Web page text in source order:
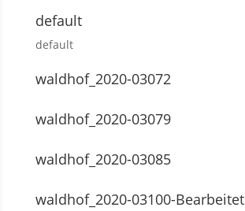
default
default
waldhof_2020-03072
waldhof_2020-03079
waldhof_2020-03085
waldhof_2020-03100-Bearbeitet